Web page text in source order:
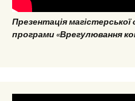
Презентація
програми «Врегулювання